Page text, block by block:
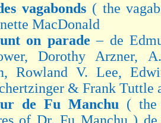
vagabonds ( the
MacDonald
on parade– de
Dorothy Arzner,
Rowland V. Lee,
& Frank Tuttle
de Fu Manchu ( the